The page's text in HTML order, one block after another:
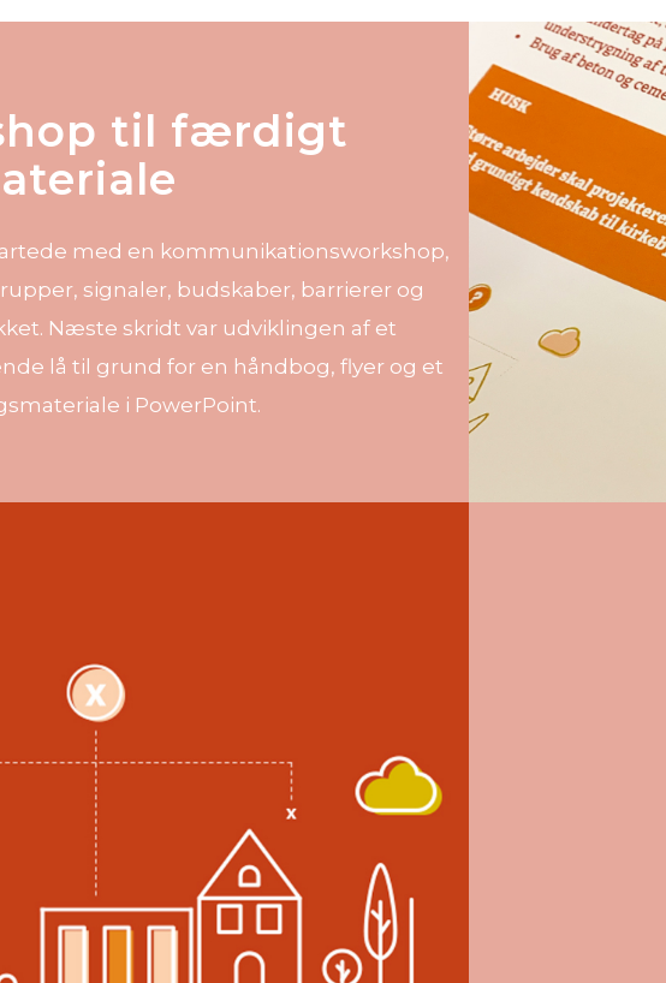
til færdigt
med en kommunikationsworkshop,
signaler, budskaber, barrierer og
Næste skridt var udviklingen af et
lå til grund for en håndbog, flyer og et
i PowerPoint.